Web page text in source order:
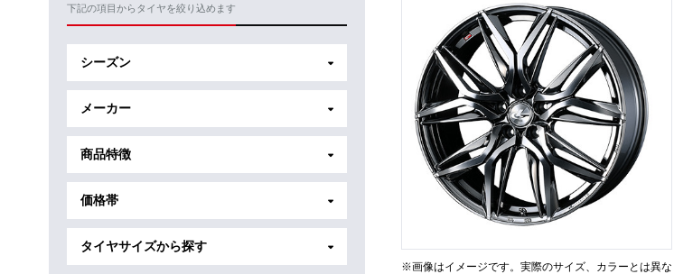
下記の項目からタイヤを絞り込めます
シーズン
メーカー
商品特徴
価格帯
タイヤサイズから探す
※画像はイメージです。実際のサイズ、カラーとは異な